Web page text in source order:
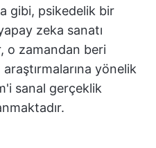
gibi, psikedelik bir
zeka sanatı
o zamandan beri
yönelik
sanal gerçeklik